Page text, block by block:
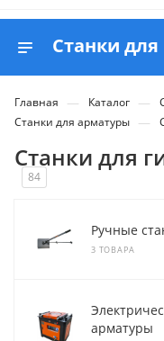
Главная — Каталог —
Станки для арматуры —
Станки для
84
Ручные
3 ТОВАРА
арматуры